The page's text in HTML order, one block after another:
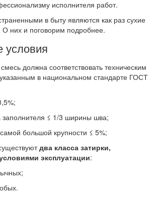
исполнителя работ.
в быту являются как раз сухие
них и поговорим подробнее.
условия
должна соответствовать техническим
в национальном стандарте ГОСТ
≤ 1/3 ширины шва;
большой крупности ≤ 5%;
два класса затирки,
эксплуатации: